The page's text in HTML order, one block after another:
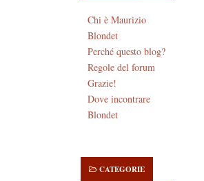
Chi è Maurizio
Blondet
Perché questo blog?
Regole del forum
Grazie!
Dove incontrare
Blondet
CATEGORIE